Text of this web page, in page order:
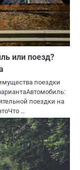
или поезд?
поездки
поездки на
…